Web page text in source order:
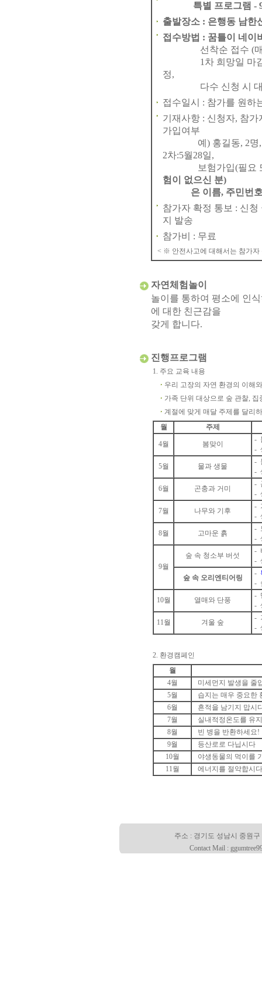
특별 프로그램 - 9월
출발장소 : 은행동 남한
접수방법 : 꿈틀이 네이
선착순 접수 (매 차
1차 희망일 마감 시
정,
다수 신청 시 대
접수일시 : 참가를 원하
기재사항 : 신청자, 참
가입여부
예) 홍길동, 2명, 중
2차:5월28일,
보험가입(필요 또
험이 없으신 분)
은 이름, 주민번호를
참가자 확정 통보 : 신
지 발송
참가비 : 무료
< ※ 안전사고에 대해서는 참가자
자연체험놀이
놀이를 통하여 평소에 인
에 대한 친근감을
갖게 합니다.
진행프로그램
1. 주요 교육 내용
우리 고장의 자연 환경의 이해
가족 단위 대상으로 숲 관찰,
계절에 맞게 매달 주제를 달리
월
주제
4월 봄맞이
-
-
5월 물과 생물
-
-
6월 곤충과 거미
-
-
7월 나무와 기후
-
-
8월 고마운 흙
-
-
9월
숲 속 청소부 버섯
-
-
숲 속 오리엔티어링
-
-
10월 열매와 단풍
-
-
11월 겨울 숲
-
-
2. 환경캠페인
월
4월
미세먼지 발생을 줄
5월
습지는 매우 중요한
6월
흔적을 남기지 맙시
7월
실내적정온도를 유
8월
빈 병을 반환하세요!
9월
등산로로 다닙시다
10월
야생동물의 먹이를
11월
에너지를 절약합시다
주소 : 경기도 성남시 중원
Contact Mail :